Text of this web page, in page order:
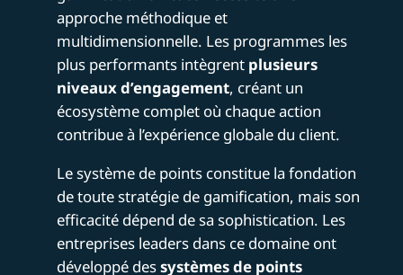
approche méthodique et
multidimensionnelle. Les programmes les
plus performants intègrent plusieurs
niveaux d’engagement, créant un
écosystème complet où chaque action
contribue à l’expérience globale du client.
Le système de points constitue la fondation
de toute stratégie de gamification, mais son
efficacité dépend de sa sophistication. Les
entreprises leaders dans ce domaine ont
développé dessystèmes de points